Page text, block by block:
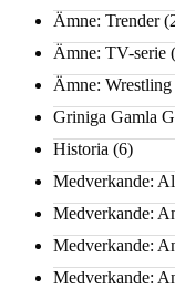
Ämne: Trender
Ämne: TV-serie
Ämne: Wrestling
Griniga Gamla
Historia (6)
Medverkande:
Medverkande:
Medverkande:
Medverkande: